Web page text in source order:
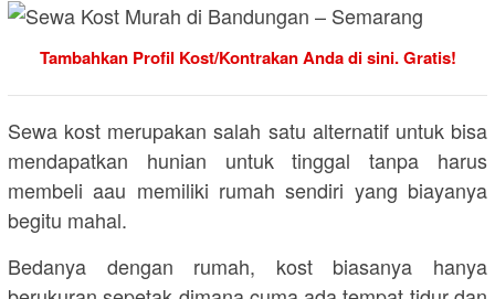
Tambahkan Profil Kost/Kontrakan Anda di sini. Gratis!
Sewa kost merupakan salah satu alternatif untuk bisa
mendapatkan hunian untuk tinggal tanpa harus
membeli aau memiliki rumah sendiri yang biayanya
begitu mahal.
Bedanya dengan rumah, kost biasanya hanya